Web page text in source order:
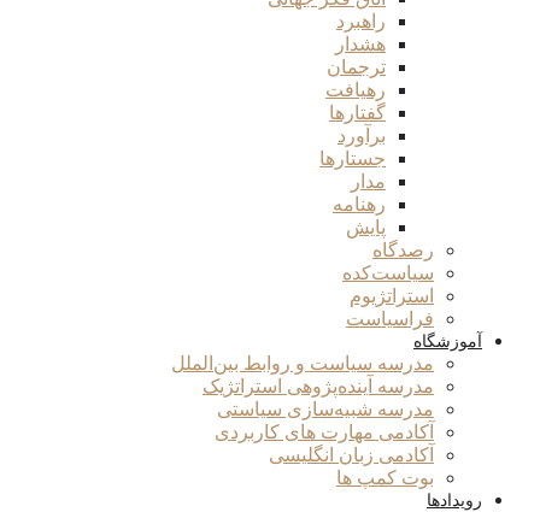
راهبرد
هشدار
ترجمان
رهیافت
گفتارها
برآورد
جستارها
مدار
رهنامه
پایش
رصدگاه
سیاست‌کده
استراتژیوم
فراسیاست
آموزشگاه
مدرسه سیاست و روابط بین‌الملل
مدرسه آینده‌پژوهی استراتژیک
مدرسه شبیه‌سازی سیاستی
آکادمی مهارت های کاربردی
آکادمی زبان انگلیسی
بوت کمپ ها
رویدادها